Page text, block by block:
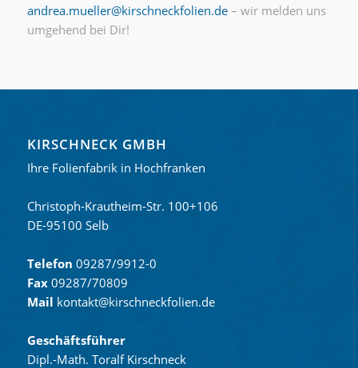
andrea.mueller@kirschneckfolien.de– wir melden uns
umgehend bei Dir!
KIRSCHNECK GMBH
Ihre Folienfabrik in Hochfranken
Christoph-Krautheim-Str. 100+106
DE-95100 Selb
Telefon 09287/9912-0
Fax09287/70809
Mail kontakt@kirschneckfolien.de
Geschäftsführer
Dipl.-Math. Toralf Kirschneck